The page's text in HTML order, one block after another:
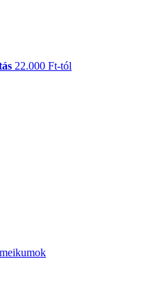
22.000 Ft-tól